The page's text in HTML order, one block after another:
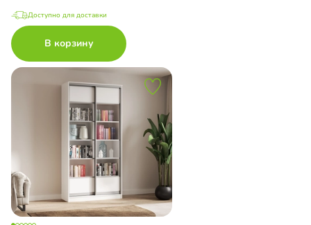
Доступно для доставки
В корзину